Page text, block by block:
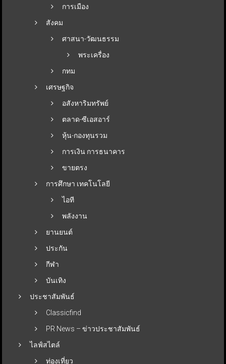
การเมือง
สังคม
ศาสนา-วัฒนธรรม
พระเครื่อง
กทม
เศรษฐกิจ
อสังหาริมทรัพย์
ตลาด-ซีเอสอาร์
หุ้น-กองทุนรวม
การเงิน การธนาคาร
ขายตรง
การศึกษา เทคโนโลยี
ไอที
พลังงาน
ยานยนต์
ประกัน
กีฬา
บันเทิง
ประชาสัมพันธ์
Classicfind
PR News – ข่าวประชาสัมพันธ์
ไลฟ์สไตล์
ท่องเที่ยว